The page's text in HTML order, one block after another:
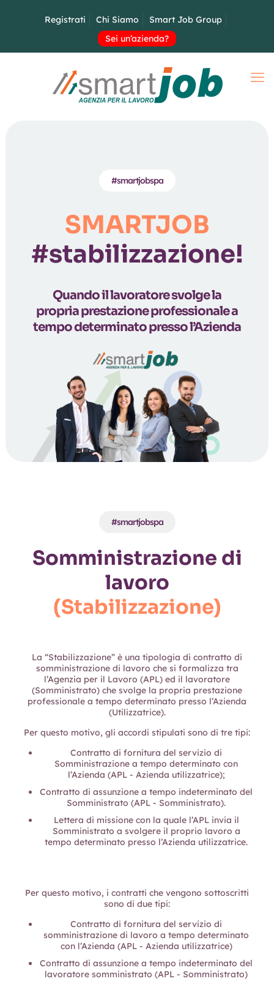
Registrati Chi Siamo
Smart Job Group
Sei un’azienda?
#smartjobspa
SMARTJOB
#stabilizzazione!
Quando il lavoratore svolge la
propria prestazione professionale a
tempo determinato presso l’Azienda
#smartjobspa
Somministrazione di
lavoro
(Stabilizzazione)
La “Stabilizzazione” è una tipologia di contratto di
somministrazione di lavoro che si formalizza tra
l’Agenzia per il Lavoro (APL) ed il lavoratore
(Somministrato) che svolge la propria prestazione
professionale a tempo determinato presso l’Azienda
(Utilizzatrice).
Per questo motivo, gli accordi stipulati sono di tre tipi:
Contratto di fornitura del servizio di
Somministrazione a tempo determinato con
l’Azienda (APL - Azienda utilizzatrice);
Contratto di assunzione a tempo indeterminato del
Somministrato (APL - Somministrato).
Lettera di missione con la quale l’APL invia il
Somministrato a svolgere il proprio lavoro a
tempo determinato presso l’Azienda utilizzatrice.
Per questo motivo, i contratti che vengono sottoscritti
sono di due tipi:
Contratto di fornitura del servizio di
somministrazione di lavoro a tempo determinato
con l’Azienda (APL - Azienda utilizzatrice)
Contratto di assunzione a tempo indeterminato del
lavoratore somministrato (APL - Somministrato)